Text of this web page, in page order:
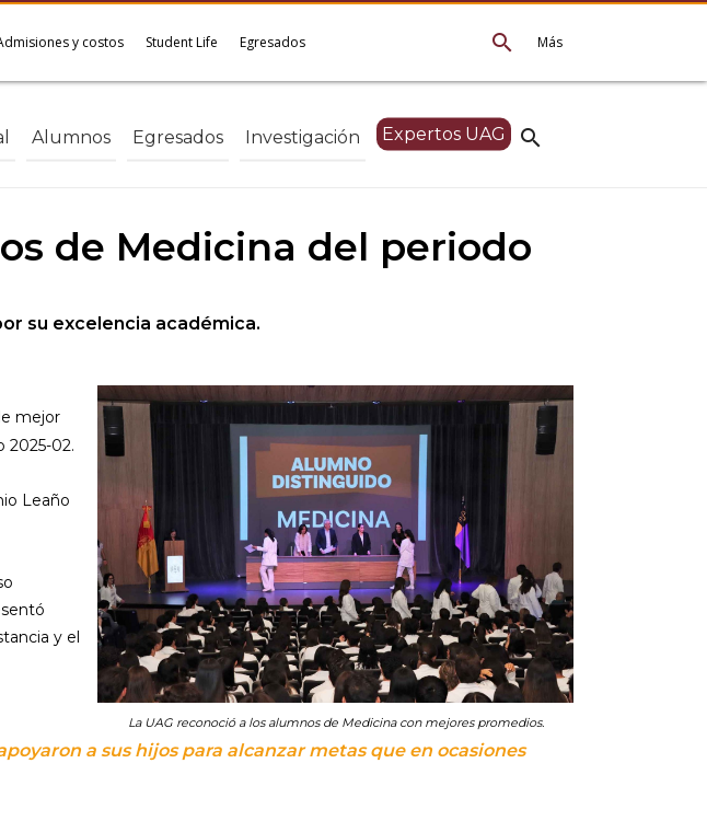
Más
search
y costos Student Life Egresados
search
Alumnos Egresados Investigación Expertos UAG
de Medicina del periodo
su excelencia académica.
mejor
2025-02.
Leaño
y el
La UAG reconoció a los alumnos de Medicina con mejores promedios.
a sus hijos para alcanzar metas que en ocasiones